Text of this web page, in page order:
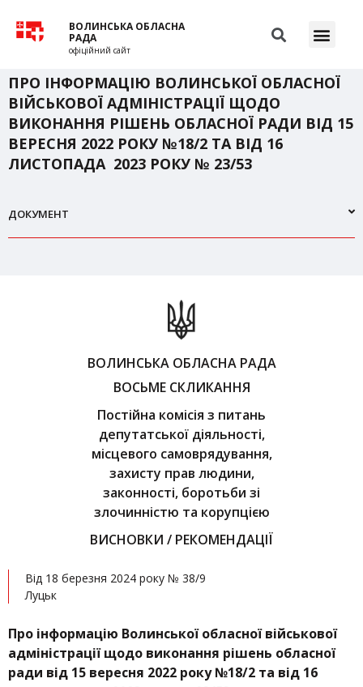
ВОЛИНСЬКА ОБЛАСНА
РАДА
офіційний сайт
ПРО ІНФОРМАЦІЮ ВОЛИНСЬКОЇ ОБЛАСНОЇ
ВІЙСЬКОВОЇ АДМІНІСТРАЦІЇ ЩОДО
ВИКОНАННЯ РІШЕНЬ ОБЛАСНОЇ РАДИ ВІД 15
ВЕРЕСНЯ 2022 РОКУ №18/2 ТА ВІД 16
ЛИСТОПАДА 2023 РОКУ № 23/53
ДОКУМЕНТ
ВОЛИНСЬКА ОБЛАСНА РАДА
ВОСЬМЕ СКЛИКАННЯ
Постійна комісія з питань
депутатської діяльності,
місцевого самоврядування,
захисту прав людини,
законності, боротьби зі
злочинністю та корупцією
ВИСНОВКИ / РЕКОМЕНДАЦІЇ
Від 18 березня 2024 року № 38/9
Луцьк
Про інформацію Волинської обласної військової
адміністрації щодо виконання рішень обласної
ради від 15 вересня 2022 року №18/2 та від 16